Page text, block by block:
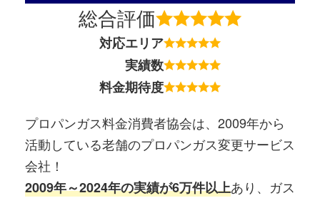
総合評価
対応エリア
実績数
料金期待度
プロパンガス料金消費者協会は、2009年から
活動している老舗のプロパンガス変更サービス
会社！
2009年～2024年の実績が6万件以上あり、ガス